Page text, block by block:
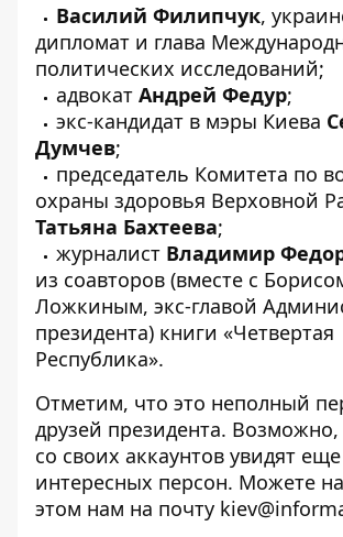
Василий Филипчук,
дипломат и глава
политических исследований;
адвокат Андрей Федур;
экс-кандидат в мэры Киева
Думчев;
председатель Комитета по
охраны здоровья Верховной
Татьяна Бахтеева;
журналист Владимир
из соавторов (вместе с
Ложкиным, экс-главой
президента) книги «Четвертая
Республика».
Отметим, что это неполный
друзей президента. Возможно,
со своих аккаунтов увидят
интересных персон. Можете
этом нам на почту